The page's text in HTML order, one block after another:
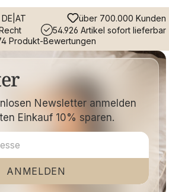
über 700.000 Kunden
54.926 Artikel sofort lieferbar
Produkt-Bewertungen
Newsletter anmelden
Einkauf 10% sparen.
ANMELDEN